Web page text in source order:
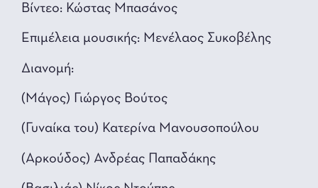
Βίντεο: Κώστας Μπασάνος
Επιμέλεια μουσικής: Μενέλαος Συκοβέλης
Διανομή:
(Μάγος) Γιώργος Βούτος
(Γυναίκα του) Κατερίνα Μανουσοπούλου
(Αρκούδος) Ανδρέας Παπαδάκης